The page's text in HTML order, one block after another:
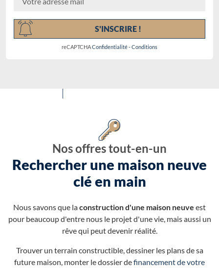
S'INSCRIRE !
reCAPTCHAConfidentialité-Conditions
Nos offres tout-en-un
Rechercher une maison neuve
clé en main
Nous savons que laconstruction d'une maison neuve est
pour beaucoup d'entre nous le projet d'une vie, mais aussi un
rêve qui peut devenir réalité.
Trouver un terrain constructible, dessiner les plans de sa
future maison, monter le dossier definancement de votre